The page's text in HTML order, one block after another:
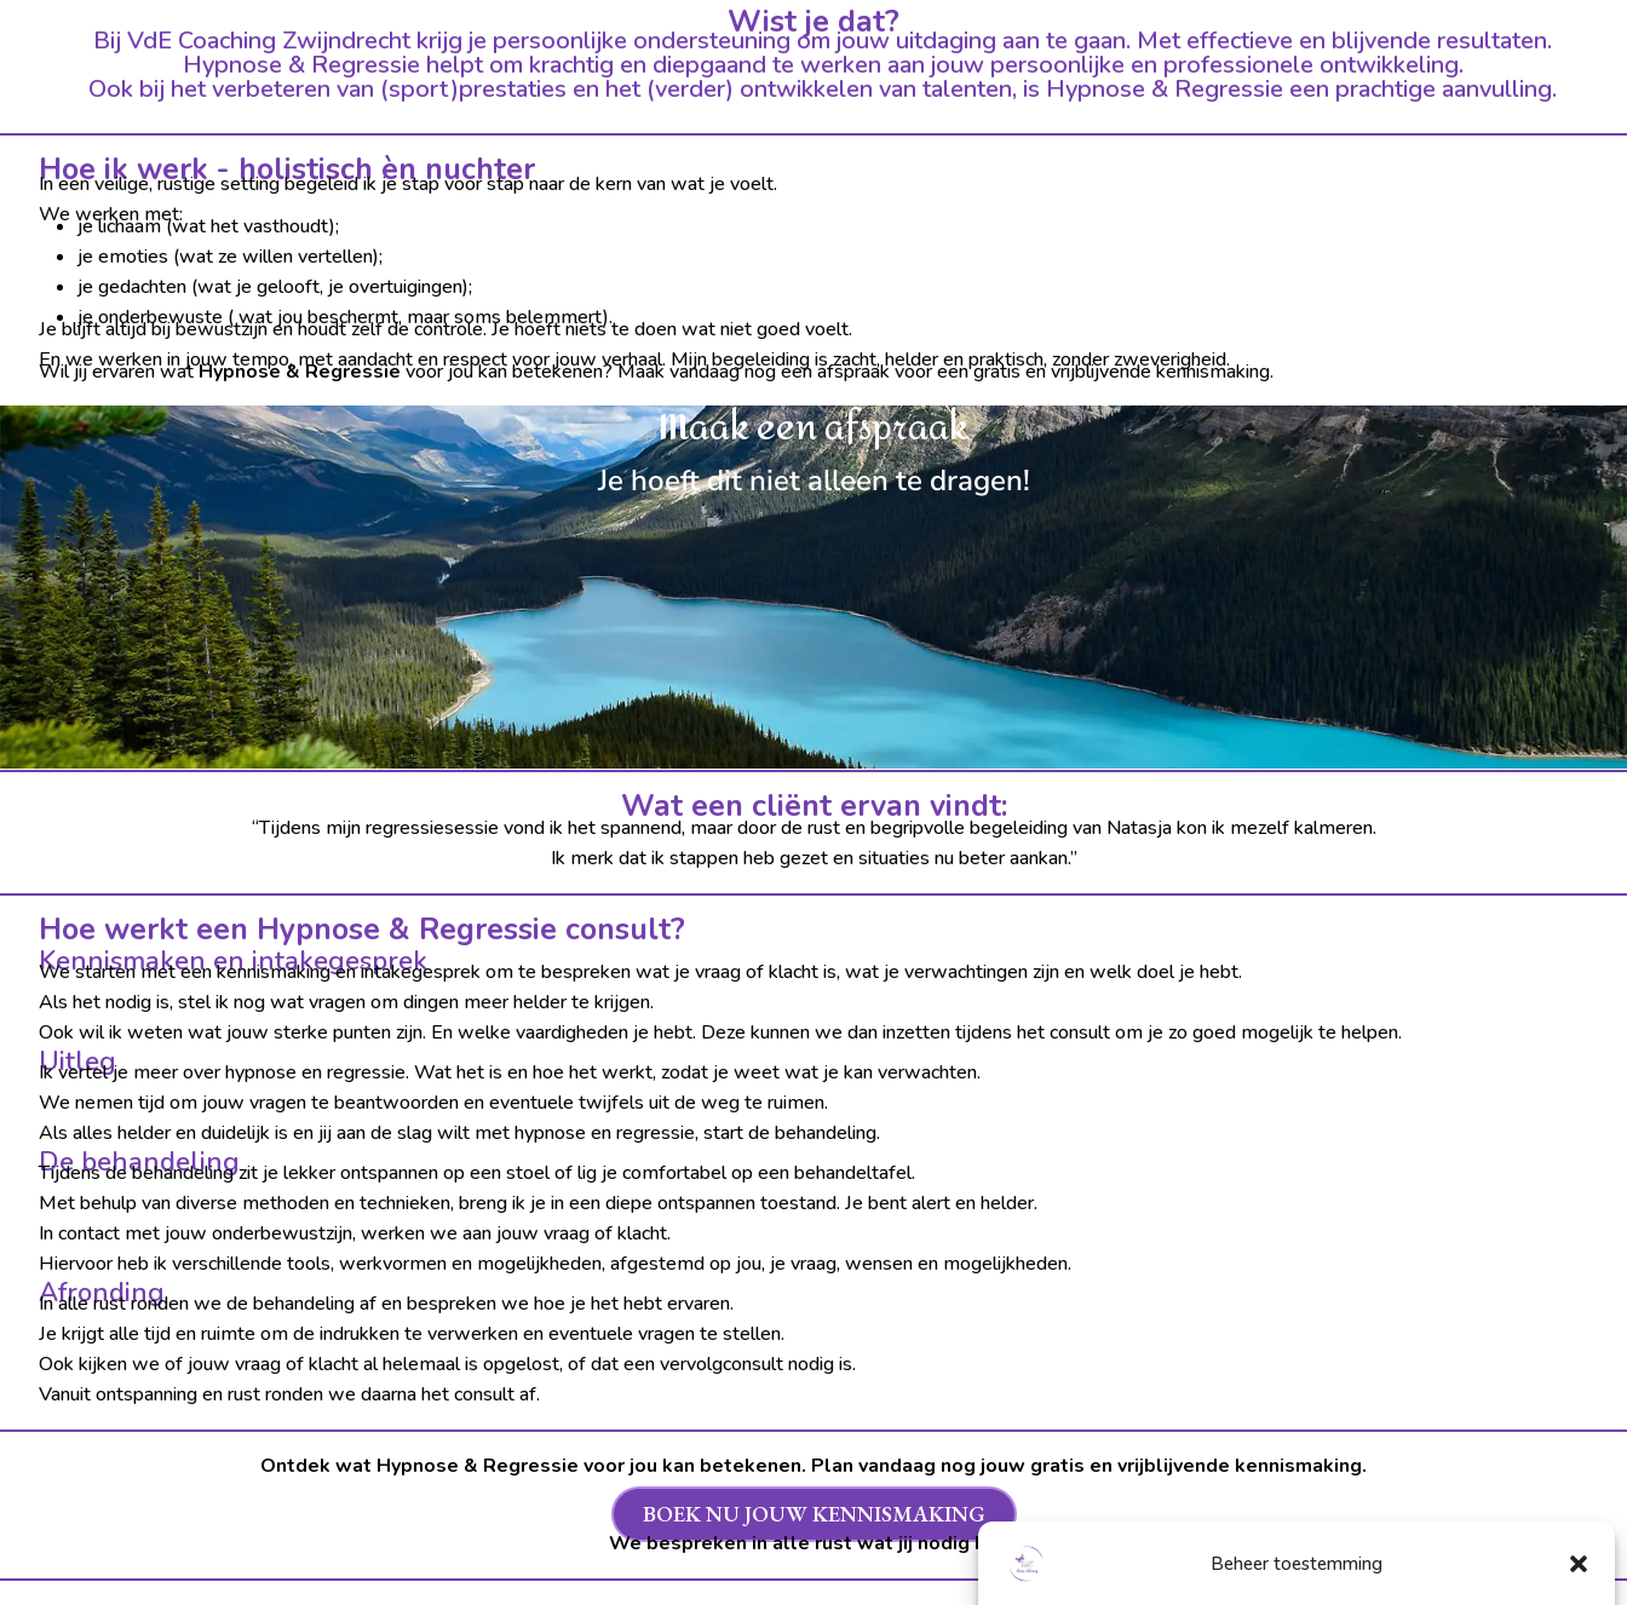
Beheer toestemming
Wist je dat?
Bij VdE Coaching Zwijndrecht krijg je persoonlijke ondersteuning om jouw uitdaging aan te gaan. Met effectieve en blijvende resultaten.
Hypnose & Regressie helpt om krachtig en diepgaand te werken aan jouw persoonlijke en professionele ontwikkeling.
Ook bij het verbeteren van (sport)prestaties en het (verder) ontwikkelen van talenten, is Hypnose & Regressie een prachtige aanvulling.
Hoe ik werk - holistisch èn nuchter
In een veilige, rustige setting begeleid ik je stap voor stap naar de kern van wat je voelt.
We werken met:
je lichaam (wat het vasthoudt);
je emoties (wat ze willen vertellen);
je gedachten (wat je gelooft, je overtuigingen);
je onderbewuste ( wat jou beschermt, maar soms belemmert).
Je blijft altijd bij bewustzijn en houdt zelf de controle. Je hoeft niets te doen wat niet goed voelt.
En we werken in jouw tempo, met aandacht en respect voor jouw verhaal. Mijn begeleiding is zacht, helder en praktisch, zonder zweverigheid.
Wil jij ervaren watHypnose & Regressievoor jou kan betekenen? Maak vandaag nog een afspraak voor een gratis en vrijblijvende kennismaking.
Maak een afspraak
Je hoeft dit niet alleen te dragen!
Wat een cliënt ervan vindt:
“Tijdens mijn regressiesessie vond ik het spannend, maar door de rust en begripvolle begeleiding van Natasja kon ik mezelf kalmeren.
Ik merk dat ik stappen heb gezet en situaties nu beter aankan.”
Hoe werkt een Hypnose & Regressie consult?
Kennismaken en intakegesprek
We starten met een kennismaking en intakegesprek om te bespreken wat je vraag of klacht is, wat je verwachtingen zijn en welk doel je hebt.
Als het nodig is, stel ik nog wat vragen om dingen meer helder te krijgen.
Ook wil ik weten wat jouw sterke punten zijn. En welke vaardigheden je hebt. Deze kunnen we dan inzetten tijdens het consult om je zo goed mogelijk te helpen.
Uitleg
Ik vertel je meer over hypnose en regressie. Wat het is en hoe het werkt, zodat je weet wat je kan verwachten.
We nemen tijd om jouw vragen te beantwoorden en eventuele twijfels uit de weg te ruimen.
Als alles helder en duidelijk is en jij aan de slag wilt met hypnose en regressie, start de behandeling.
De behandeling
Tijdens de behandeling zit je lekker ontspannen op een stoel of lig je comfortabel op een behandeltafel.
Met behulp van diverse methoden en technieken, breng ik je in een diepe ontspannen toestand. Je bent alert en helder.
In contact met jouw onderbewustzijn, werken we aan jouw vraag of klacht.
Hiervoor heb ik verschillende tools, werkvormen en mogelijkheden, afgestemd op jou, je vraag, wensen en mogelijkheden.
Afronding
In alle rust ronden we de behandeling af en bespreken we hoe je het hebt ervaren.
Je krijgt alle tijd en ruimte om de indrukken te verwerken en eventuele vragen te stellen.
Ook kijken we of jouw vraag of klacht al helemaal is opgelost, of dat een vervolgconsult nodig is.
Vanuit ontspanning en rust ronden we daarna het consult af.
Ontdek wat Hypnose & Regressie voor jou kan betekenen. Plan vandaag nog jouw gratis en vrijblijvende kennismaking.
BOEK NU JOUW KENNISMAKING
We bespreken in alle rust wat jij nodig hebt